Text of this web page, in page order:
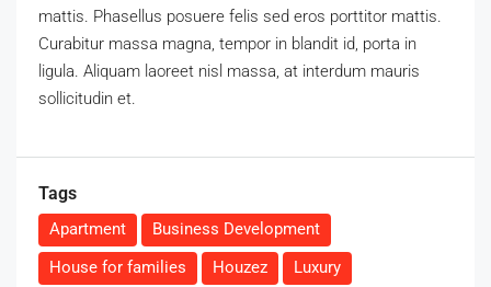
mattis. Phasellus posuere felis sed eros porttitor mattis.
Curabitur massa magna, tempor in blandit id, porta in
ligula. Aliquam laoreet nisl massa, at interdum mauris
sollicitudin et.
Tags
Apartment
Business Development
House for families
Houzez
Luxury